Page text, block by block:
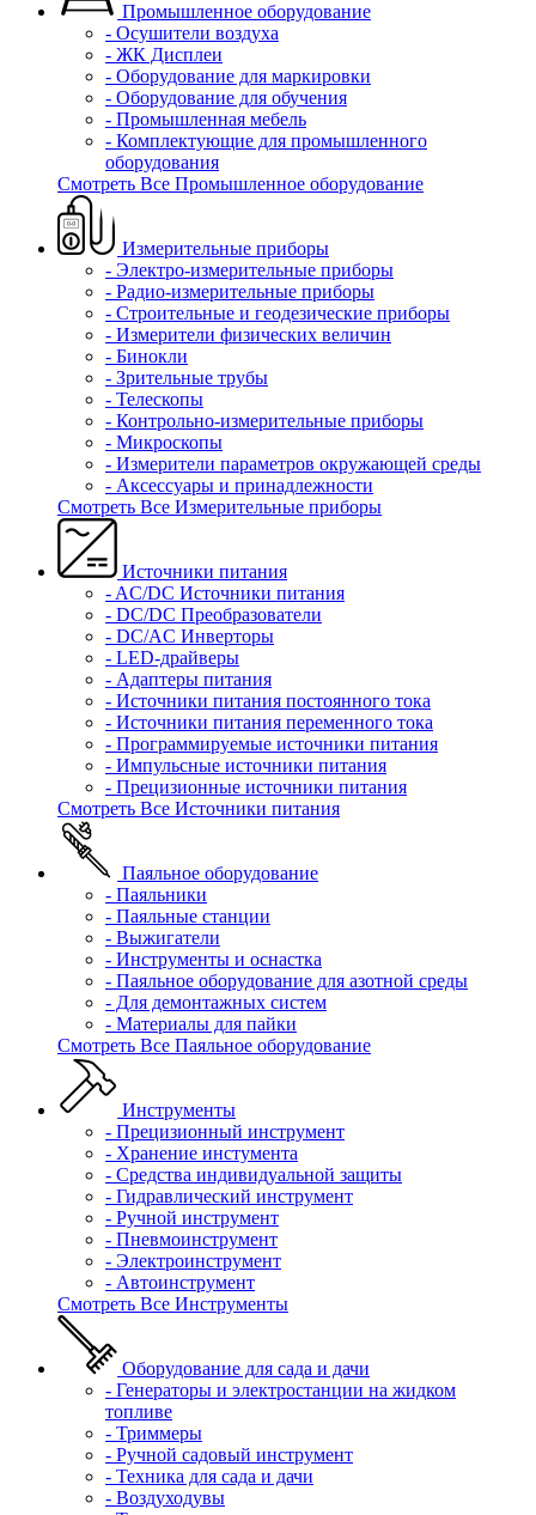
Промышленное оборудование
- Осушители воздуха
- ЖК Дисплеи
- Оборудование для маркировки
- Оборудование для обучения
- Промышленная мебель
- Комплектующие для промышленного
оборудования
Смотреть Все Промышленное оборудование
Измерительные приборы
- Электро-измерительные приборы
- Радио-измерительные приборы
- Строительные и геодезические приборы
- Измерители физических величин
- Бинокли
- Зрительные трубы
- Телескопы
- Контрольно-измерительные приборы
- Микроскопы
- Измерители параметров окружающей среды
- Аксессуары и принадлежности
Смотреть Все Измерительные приборы
Источники питания
- AC/DC Источники питания
- DC/DC Преобразователи
- DC/AC Инверторы
- LED-драйверы
- Адаптеры питания
- Источники питания постоянного тока
- Источники питания переменного тока
- Программируемые источники питания
- Импульсные источники питания
- Прецизионные источники питания
Смотреть Все Источники питания
Паяльное оборудование
- Паяльники
- Паяльные станции
- Выжигатели
- Инструменты и оснастка
- Паяльное оборудование для азотной среды
- Для демонтажных систем
- Материалы для пайки
Смотреть Все Паяльное оборудование
Инструменты
- Прецизионный инструмент
- Хранение инстумента
- Средства индивидуальной защиты
- Гидравлический инструмент
- Ручной инструмент
- Пневмоинструмент
- Электроинструмент
- Автоинструмент
Смотреть Все Инструменты
Оборудование для сада и дачи
- Генераторы и электростанции на жидком
топливе
- Триммеры
- Ручной садовый инструмент
- Техника для сада и дачи
- Воздуходувы